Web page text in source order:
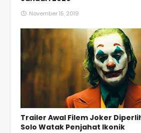
November 15, 2019
Trailer Awal Filem Joker
Solo Watak Penjahat Ikonik